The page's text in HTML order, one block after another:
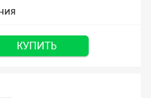
КУПИТЬ